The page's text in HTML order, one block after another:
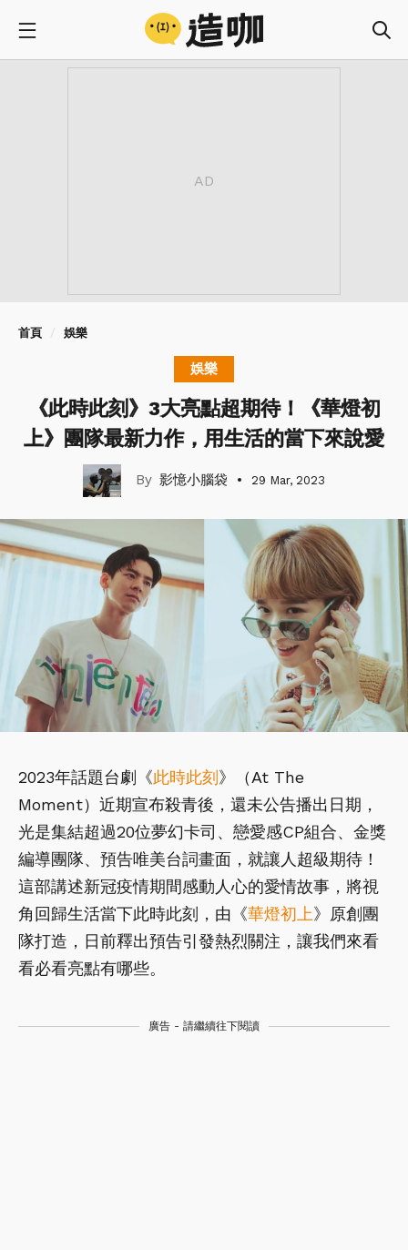
首頁 娛樂
娛樂
《此時此刻》3大亮點超期待！《華燈初
上》團隊最新力作，用生活的當下來說愛
影憶小腦袋 29 Mar, 2023
2023年話題台劇《此時此刻 》（At The
Moment）近期宣布殺青後，還未公告播出日期，
光是集結超過20位夢幻卡司、戀愛感CP組合、金獎
編導團隊、預告唯美台詞畫面，就讓人超級期待！
這部講述新冠疫情期間感動人心的愛情故事，將視
角回歸生活當下此時此刻，由《華燈初上》原創團
隊打造，日前釋出預告引發熱烈關注，讓我們來看
看必看亮點有哪些。
廣告 - 請繼續往下閱讀